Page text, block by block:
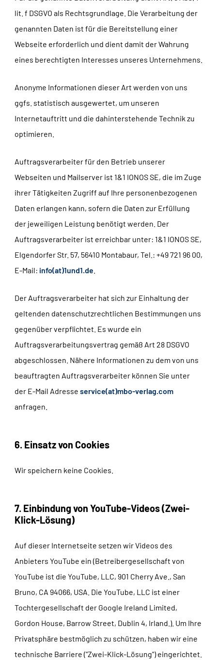
lit. f DSGVO als Rechtsgrundlage. Die Verarbeitung der
genannten Daten ist für die Bereitstellung einer
Webseite erforderlich und dient damit der Wahrung
eines berechtigten Interesses unseres Unternehmens.
Anonyme Informationen dieser Art werden von uns
ggfs. statistisch ausgewertet, um unseren
Internetauftritt und die dahinterstehende Technik zu
optimieren.
Auftragsverarbeiter für den Betrieb unserer
Webseiten und Mailserver ist 1&1 IONOS SE, die im Zuge
ihrer Tätigkeiten Zugriff auf Ihre personenbezogenen
Daten erlangen kann, sofern die Daten zur Erfüllung
der jeweiligen Leistung benötigt werden. Der
Auftragsverarbeiter ist erreichbar unter: 1&1 IONOS SE,
Elgendorfer Str. 57, 56410 Montabaur, Tel.: +49 721 96 00,
E-Mail: info(at)1und1.de
Der Auftragsverarbeiter hat sich zur Einhaltung der
geltenden datenschutzrechtlichen Bestimmungen uns
gegenüber verpflichtet. Es wurde ein
Auftragsverarbeitungsvertrag gemäß Art 28 DSGVO
abgeschlossen. Nähere Informationen zu dem von uns
beauftragten Auftragsverarbeiter können Sie unter
der E-Mail Adresse service(at)mbo-verlag.com
anfragen.
6. Einsatz von Cookies
Wir speichern keine Cookies.
7. Einbindung von YouTube-Videos (Zwei-
Klick-Lösung)
Auf dieser Internetseite setzen wir Videos des
Anbieters YouTube ein (Betreibergesellschaft von
YouTube ist die YouTube, LLC, 901 Cherry Ave., San
Bruno, CA 94066, USA. Die YouTube, LLC ist einer
Tochtergesellschaft der Google Ireland Limited,
Gordon House, Barrow Street, Dublin 4, Irland.). Um Ihre
Privatsphäre bestmöglich zu schützen, haben wir eine
technische Barriere ("Zwei-Klick-Lösung") eingerichtet.